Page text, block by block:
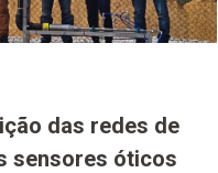
das redes de
sensores óticos